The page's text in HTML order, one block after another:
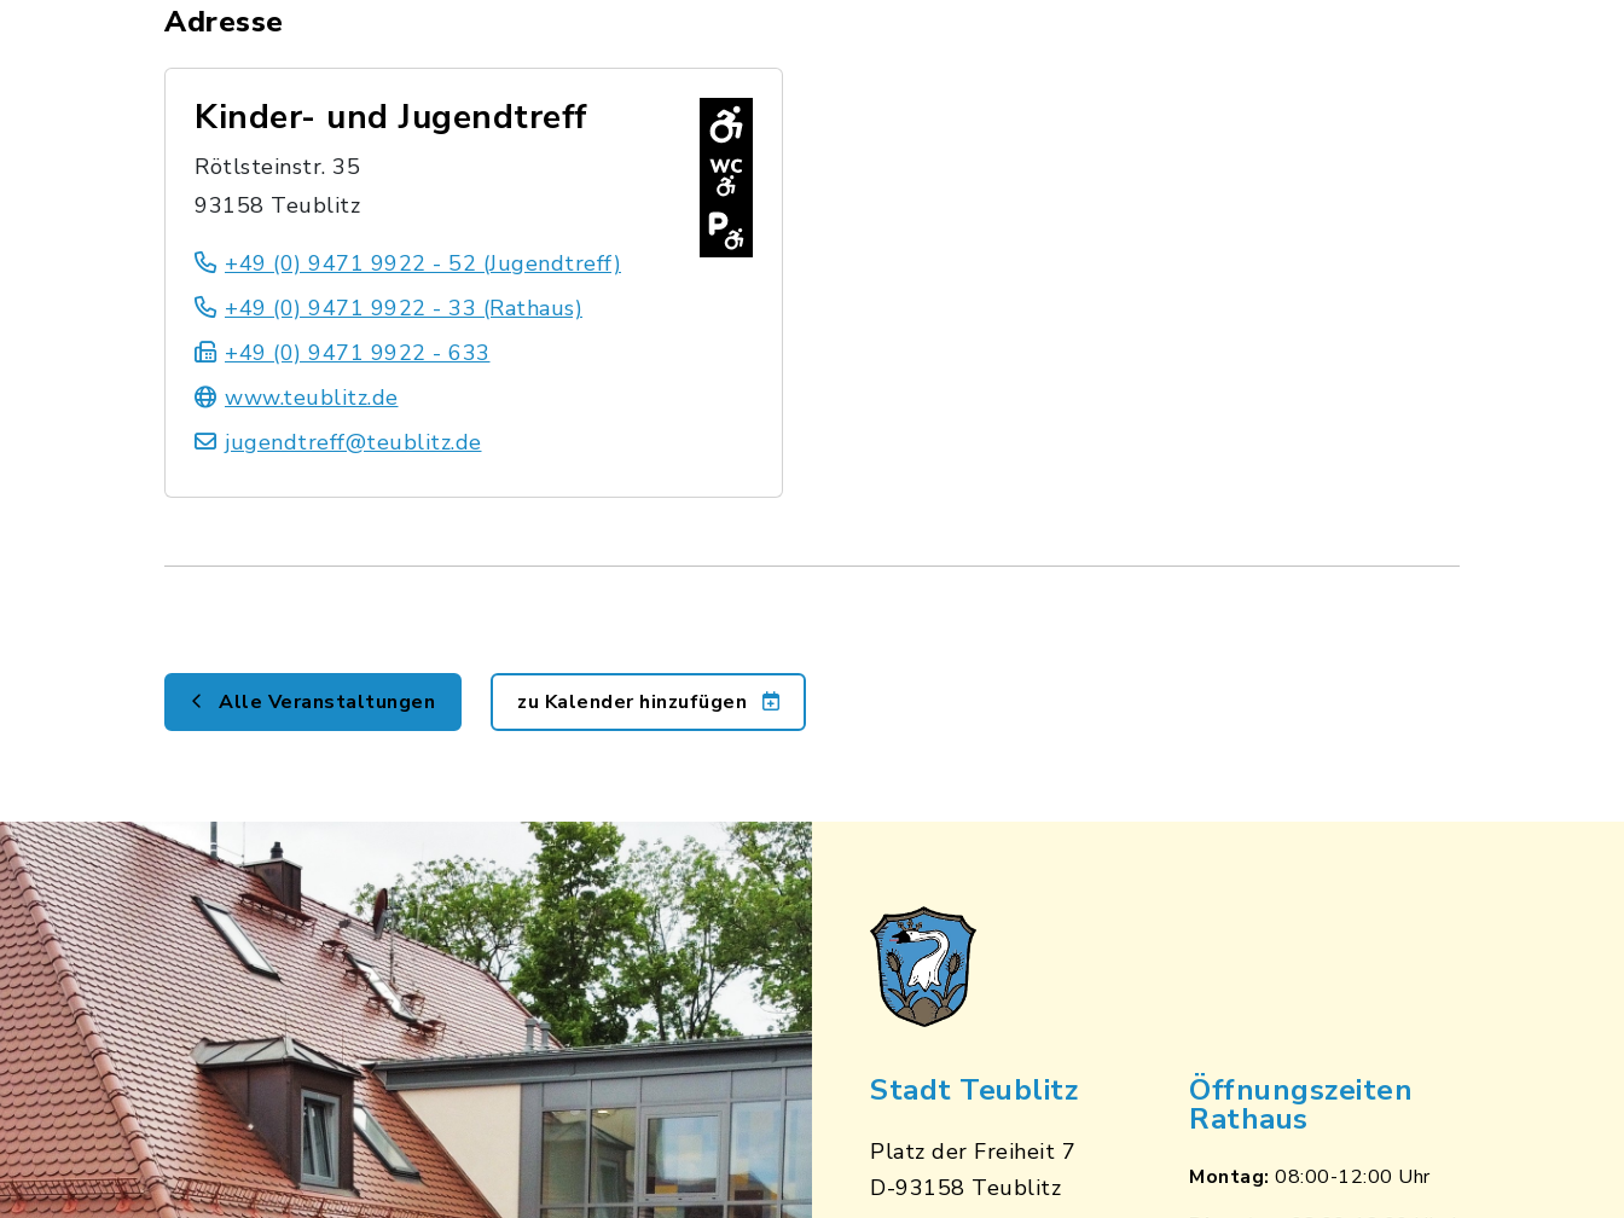
Adresse
Kinder- und Jugendtreff
Rötlsteinstr. 35
93158 Teublitz
+49 (0) 9471 9922 - 52 (Jugendtreff)
+49 (0) 9471 9922 - 33 (Rathaus)
+49 (0) 9471 9922 - 633
www.teublitz.de
jugendtreff@teublitz.de
Alle Veranstaltungen zu Kalender hinzufügen
Stadt Teublitz
Platz der Freiheit 7
D-93158 Teublitz
Öffnungszeiten
Rathaus
Montag: 08:00-12:00 Uhr